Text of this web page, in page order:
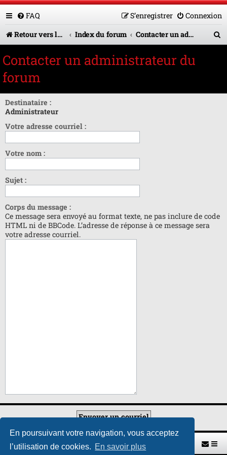
En poursuivant votre navigation, vous acceptez
l’utilisation de cookies. En savoir plus
FAQ Connexion
S’enregistrer
Retour vers le site U.A.G.R.
Index du forum Contacter un administrateur du forum
e
Contacter un administrateur du
forum
Destinataire :
Administrateur
Votre adresse courriel :
Votre nom :
Sujet :
Corps du message :
Ce message sera envoyé au format texte, ne pas inclure de code
HTML ni de BBCode. L’adresse de réponse à ce message sera
votre adresse courriel.
Retour vers le site U.A.G.R. Index du forum